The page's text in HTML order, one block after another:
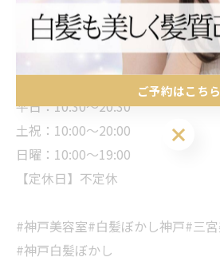
「unico」さんのある通り沿い3階
ー」向かいのビルです。
平日：10:30～20:30
土祝：10:00～20:00
日曜：10:00～19:00
【定休日】不定休
#神戸美容室#白髪ぼかし神戸#三
#神戸白髪ぼかし
ご予約はこちら
ご予約はこちら